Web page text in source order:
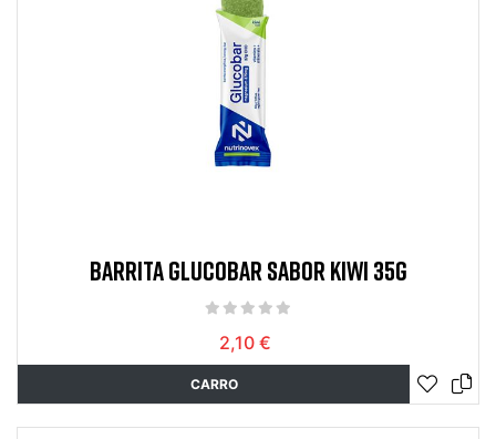
BARRITA GLUCOBAR SABOR KIWI 35G
2,10 €
CARRO